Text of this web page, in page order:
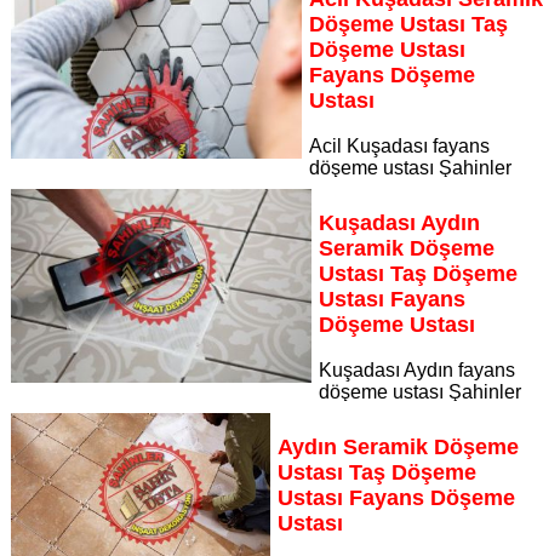
Sayfaya Git
Döşeme Ustası Taş
Döşeme Ustası
Fayans Döşeme
Ustası
Acil Kuşadası fayans
döşeme ustası Şahinler
İnşaat Dekorasyon, zeminlerinizi sanat eseri gibi işleyen
uzman kadrosuyla Acil Kuşadası bölgesine özel hizmet
sunuyor
Sayfaya Git
Kuşadası Aydın
Seramik Döşeme
Ustası Taş Döşeme
Ustası Fayans
Döşeme Ustası
Kuşadası Aydın fayans
döşeme ustası Şahinler
İnşaat Dekorasyon, zeminlerinizi sanat eseri gibi işleyen
uzman kadrosuyla Kuşadası Aydın bölgesine özel hizmet
sunuyor
Sayfaya Git
Aydın Seramik Döşeme
Ustası Taş Döşeme
Ustası Fayans Döşeme
Ustası